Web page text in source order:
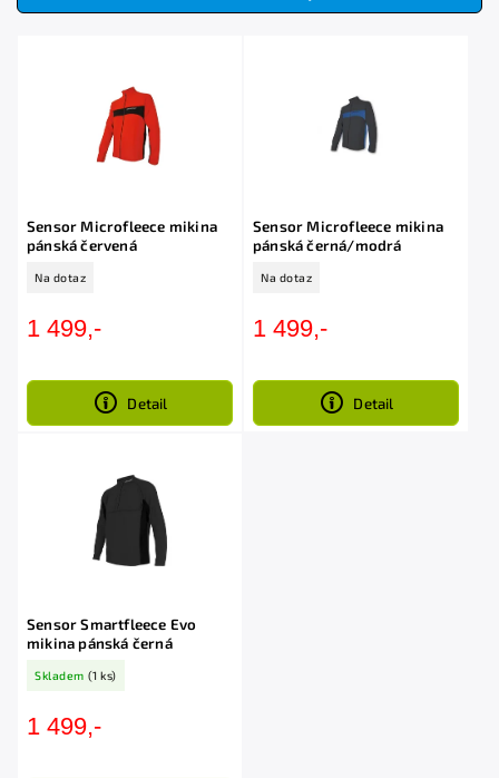
Nejdražší
Sensor Microfleece mikina
pánská červená
Na dotaz
1 499,-
Detail
Sensor Microfleece mikina
pánská černá/modrá
Na dotaz
1 499,-
Detail
Sensor Smartfleece Evo
mikina pánská černá
Skladem (1 ks)
1 499,-